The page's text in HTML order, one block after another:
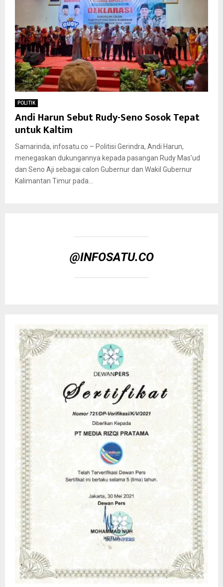
POLITIK
Andi Harun Sebut Rudy-Seno Sosok Tepat
untuk Kaltim
Samarinda, infosatu.co – Politisi Gerindra, Andi Harun,
menegaskan dukungannya kepada pasangan Rudy Mas’ud
dan Seno Aji sebagai calon Gubernur dan Wakil Gubernur
Kalimantan Timur pada...
@INFOSATU.CO